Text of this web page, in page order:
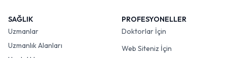
SAĞLIK
Uzmanlar
Uzmanlık Alanları
PROFESYONELLER
Doktorlar İçin
Web Siteniz İçin